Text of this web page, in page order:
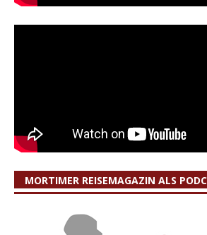
MORTIMER REISEMAGAZIN ALS